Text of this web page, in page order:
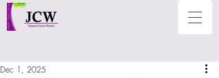
Dec 1, 2025